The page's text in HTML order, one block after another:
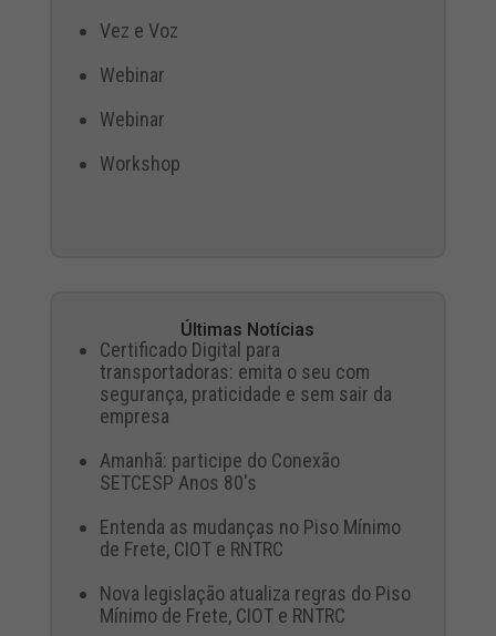
Vez e Voz
Webinar
Webinar
Workshop
Últimas Notícias
Certificado Digital para
transportadoras: emita o seu com
segurança, praticidade e sem sair da
empresa
Amanhã: participe do Conexão
SETCESP Anos 80's
Entenda as mudanças no Piso Mínimo
de Frete, CIOT e RNTRC
Nova legislação atualiza regras do Piso
Mínimo de Frete, CIOT e RNTRC